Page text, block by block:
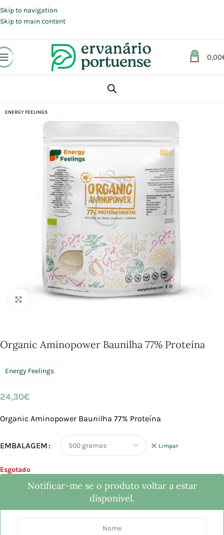
Skip to navigation
Skip to main content
0 0,00
Alimentação
ENERGY FEELINGS
Click to enlarge
Organic Aminopower Baunilha 77% Proteína
Energy Feelings
24,30€
Organic Aminopower Baunilha 77% Proteína
EMBALAGEM Limpar
Esgotado
Notificar-me se o produto voltar a estar
disponível.